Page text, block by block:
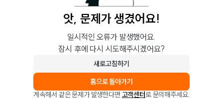
앗, 문제가 생겼어요!
일시적인 오류가 발생했어요.
잠시 후에 다시 시도해주시겠어요?
새로고침하기
홈으로 돌아가기
계속해서 같은 문제가 발생한다면 고객센터로 문의해주세요.